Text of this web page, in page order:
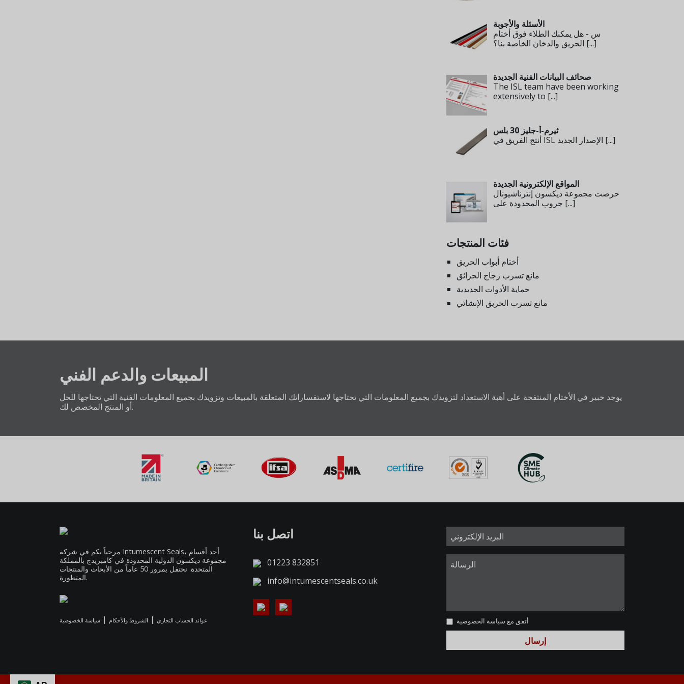
الأسئلة والأجوبة
س - هل يمكنك الطلاء فوق أختام
[...]
صحائف البيانات الفنية الجديدة
The ISL team have been working
extensively to [...]
ثيرم-أ-جليز 30 بلس
[...]
المواقع الإلكترونية الجديدة
حرصت مجموعة ديكسون إنترناشيونال
[...]
فئات المنتجات
أختام أبواب الحريق
مانع تسرب زجاج الحرائق
حماية الأدوات الحديدية
مانع تسرب الحريق الإنشائي
المبيعات والدعم الفني
يوجد خبير في الأختام المنتفخة على أهبة الاستعداد لتزويدك بجميع المعلومات التي تحتاجها لاستفساراتك المتعلقة بالمبيعات وتزويدك بجميع المعلومات الفنية التي تحتاجها للحل
أو المنتج المخصص لك.
مرحباً بكم في شركة Intumescent Seals، أحد أقسام
مجموعة ديكسون الدولية المحدودة في كامبريدج بالمملكة
المتحدة. نحتفل بمرور 50 عاماً من الأبحاث والمنتجات
المتطورة.
سياسة الخصوصية الشروط والأحكام عوائد الحساب التجاري
اتصل بنا
01223 832851
info@intumescentseals.co.uk
أتفق مع سياسة الخصوصية